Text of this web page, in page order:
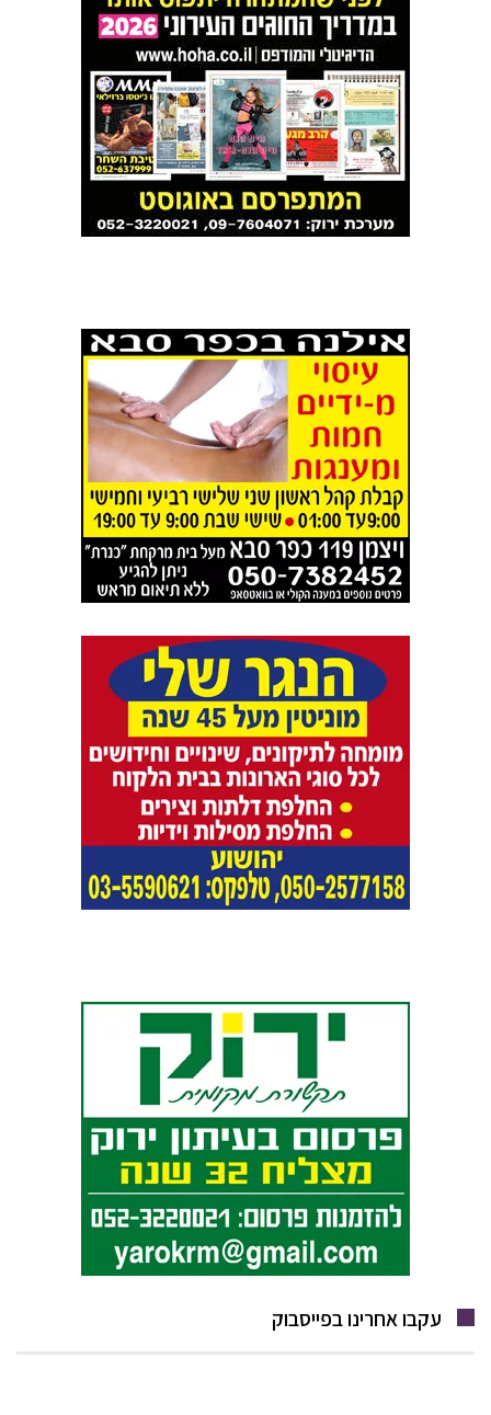
עקבו אחרינו בפייסבוק